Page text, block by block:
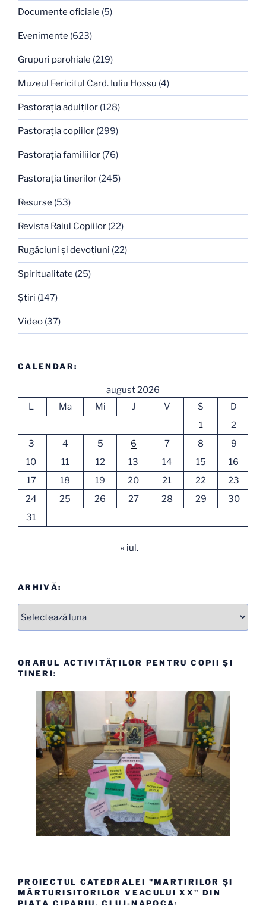
Documente oficiale (5)
Evenimente (623)
Grupuri parohiale (219)
Muzeul Fericitul Card. Iuliu Hossu (4)
Pastoraţia adulţilor (128)
Pastoraţia copiilor (299)
Pastoraţia familiilor (76)
Pastoraţia tinerilor (245)
Resurse (53)
Revista Raiul Copiilor (22)
Rugăciuni şi devoţiuni (22)
Spiritualitate (25)
Ştiri (147)
Video (37)
CALENDAR:
august 2026
L
Ma Mi J V S
D
1
2
3
4 5 6 7 8
9
10
11 12 13 14 15
16
17
18 19 20 21 22
23
24
25 26 27 28 29
30
31
« iul.
ARHIVĂ:
ORARUL ACTIVITĂȚILOR PENTRU COPII ȘI
TINERI:
PROIECTUL CATEDRALEI "MARTIRILOR ȘI
MĂRTURISITORILOR VEACULUI XX" DIN